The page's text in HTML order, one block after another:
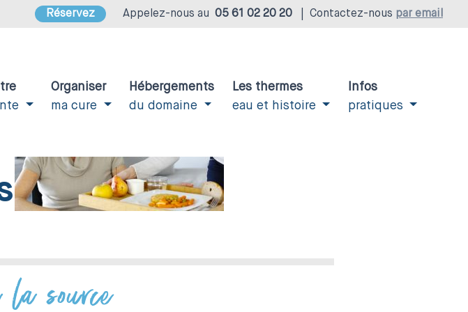
Réservez Appelez-nous au 05 61 02 20 20 Contactez-nous par email
Organiser
ma cure
Hébergements
du domaine
Les thermes
eau et histoire
Infos
pratiques
source